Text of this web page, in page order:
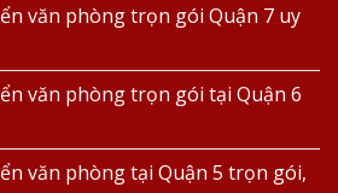
văn phòng trọn gói Quận 7 uy
văn phòng trọn gói tại Quận 6
văn phòng tại Quận 5 trọn gói,